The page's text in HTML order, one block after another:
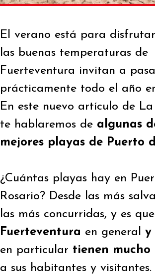
El verano está para
las buenas temperaturas de
Fuerteventura invitan a
prácticamente todo el año
En este nuevo artículo de
te hablaremos de algunas
mejores playas de Puerto
¿Cuántas playas hay en
Rosario? Desde las más
las más concurridas, y es que
Fuerteventura en general y
en particular tienen mucho
a sus habitantes y visitantes.